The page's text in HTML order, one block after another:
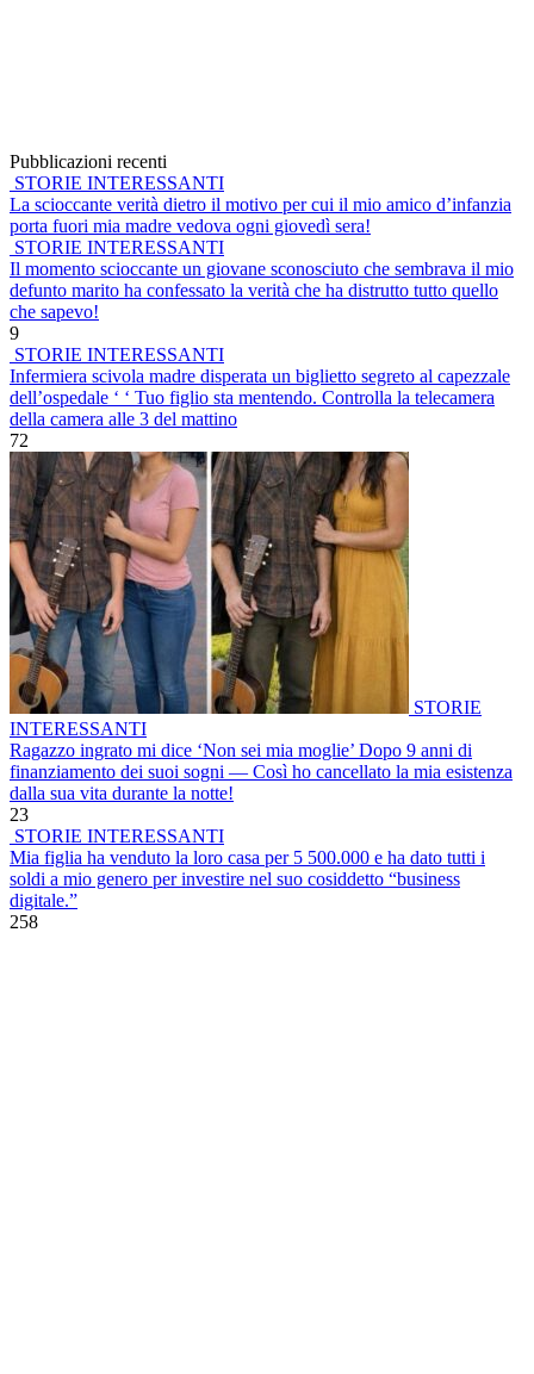
Pubblicazioni recenti
STORIE INTERESSANTI
La scioccante verità dietro il motivo per cui il mio amico d’infanzia
porta fuori mia madre vedova ogni giovedì sera!
STORIE INTERESSANTI
Il momento scioccante un giovane sconosciuto che sembrava il mio
defunto marito ha confessato la verità che ha distrutto tutto quello
che sapevo!
9
STORIE INTERESSANTI
Infermiera scivola madre disperata un biglietto segreto al capezzale
dell’ospedale ‘ ‘ Tuo figlio sta mentendo. Controlla la telecamera
della camera alle 3 del mattino
72
STORIE
INTERESSANTI
Ragazzo ingrato mi dice ‘Non sei mia moglie’ Dopo 9 anni di
finanziamento dei suoi sogni — Così ho cancellato la mia esistenza
dalla sua vita durante la notte!
23
STORIE INTERESSANTI
Mia figlia ha venduto la loro casa per 5 500.000 e ha dato tutti i
soldi a mio genero per investire nel suo cosiddetto “business
digitale.”
258